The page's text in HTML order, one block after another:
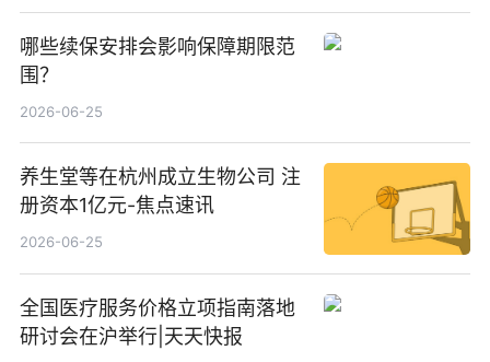
哪些续保安排会影响保障期限范
围？
2026-06-25
养生堂等在杭州成立生物公司 注
册资本1亿元-焦点速讯
2026-06-25
全国医疗服务价格立项指南落地
研讨会在沪举行|天天快报